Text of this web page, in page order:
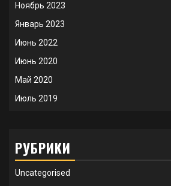
Ноябрь 2023
Январь 2023
Июнь 2022
Июнь 2020
Май 2020
Июль 2019
РУБРИКИ
Uncategorised